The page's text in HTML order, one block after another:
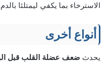
الاسترخاء بما يكفي ليمتلئا
أنواع أخرى
يحدث ضعف عضلة القلب قبل